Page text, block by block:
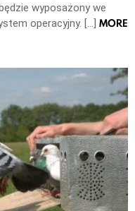
wyposażony we
operacyjny. […] MORE